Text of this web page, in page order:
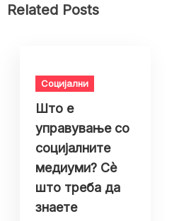
Related Posts
Социјални
Што е
управување со
социјалните
медиуми? Сè
што треба да
знаете